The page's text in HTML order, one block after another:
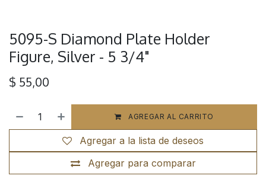
5095-S Diamond Plate Holder
Figure, Silver - 5 3/4"
$ 55,00
AGREGAR AL CARRITO
Agregar para comparar
Agregar a la lista de deseos